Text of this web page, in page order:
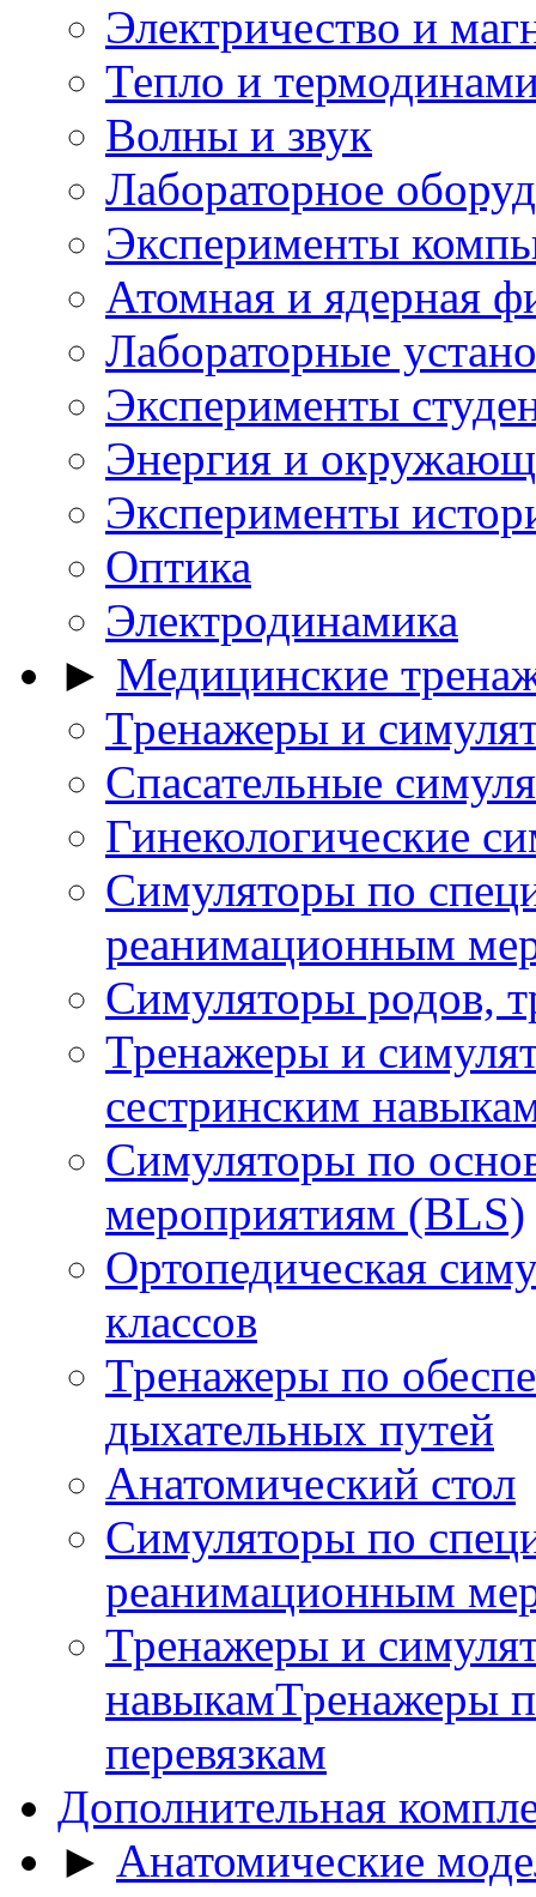
Электричество и
Тепло и
Волны и звук
Лабораторное
Эксперименты
Атомная и ядерная
Лабораторные
Эксперименты
Энергия и
Эксперименты
Оптика
Электродинамика
► Медицинские
Тренажеры и
Спасательные
Гинекологические
Симуляторы по
реанимационным
Симуляторы родов,
Тренажеры и
сестринским
Симуляторы по
мероприятиям (BLS)
Ортопедическая
классов
Тренажеры по
дыхательных путей
Анатомический стол
Симуляторы по
реанимационным
Тренажеры и
навыкамТренажеры
перевязкам
Дополнительная
► Анатомические